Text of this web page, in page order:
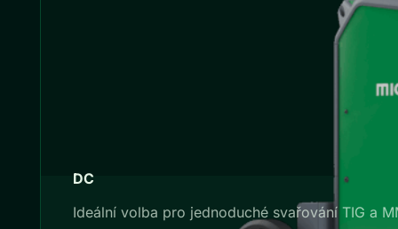
DC
Ideální volba pro jednoduché svařování TIG a